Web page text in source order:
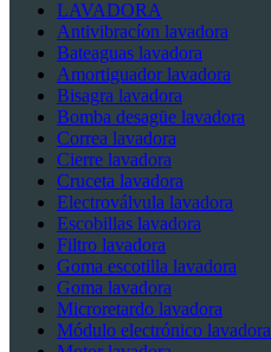
LAVADORA
Antivibracíon lavadora
Bateaguas lavadora
Amortiguador lavadora
Bisagra lavadora
Bomba desagüe lavadora
Correa lavadora
Cierre lavadora
Cruceta lavadora
Electroválvula lavadora
Escobillas lavadora
Filtro lavadora
Goma escotilla lavadora
Goma lavadora
Microretardo lavadora
Módulo electrónico lavadora